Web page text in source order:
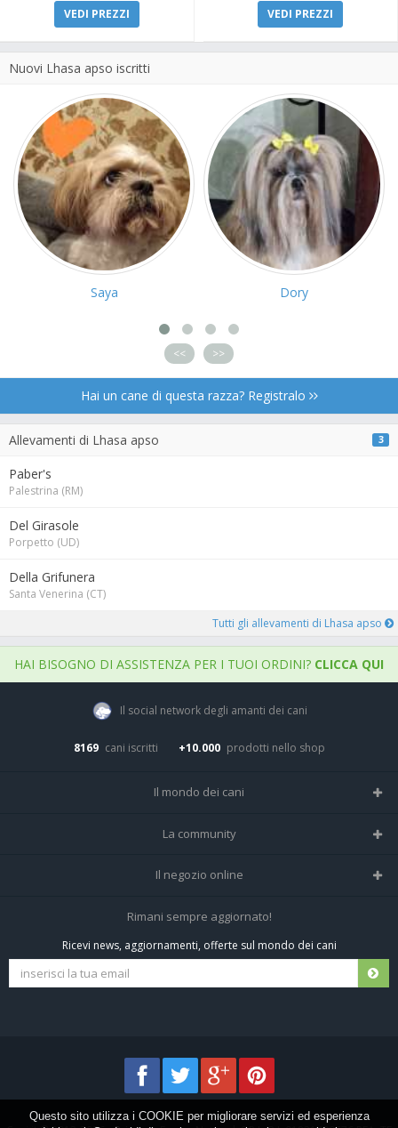
VEDI PREZZI VEDI PREZZI
Nuovi Lhasa apso iscritti
Saya Dory
<< >>
Hai un cane di questa razza? Registralo
Allevamenti di Lhasa apso 3
Paber's
Palestrina (RM)
Del Girasole
Porpetto (UD)
Della Grifunera
Santa Venerina (CT)
Tutti gli allevamenti di Lhasa apso
HAI BISOGNO DI ASSISTENZA PER I TUOI ORDINI? CLICCA QUI
Il social network degli amanti dei cani
8169 cani iscritti +10.000 prodotti nello shop
Il mondo dei cani
Tutte le razze
La community
Home
Tutti i cani iscritti
Il negozio online
Negozio per cani
Spedizioni e resi
Rimani sempre aggiornato!
Ricevi news, aggiornamenti, offerte sul mondo dei cani
Questo sito utilizza i COOKIE per migliorare servizi ed esperienza